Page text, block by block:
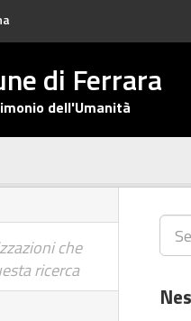
di Ferrara
dell'Umanità
che
ricerca